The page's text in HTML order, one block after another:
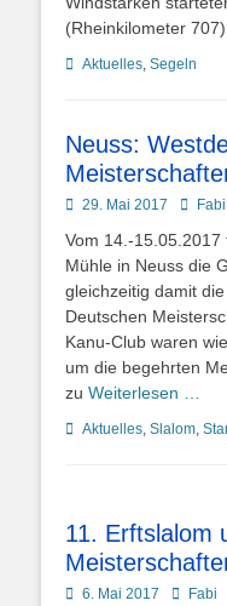
(Rheinkilometer
Kategorien
Aktuelles, Segeln
Neuss:
Posted
29. Mai 2017 AutorFabi
Vom 14.-
Mühle in Neuss die
gleichzeitig damit
Deutschen
Kanu-Club waren
um die begehrten
zu Weiterlesen …
Kategorien
Aktuelles, Slalom,
11. Erftslalom
Posted
6. Mai 2017 AutorFabi